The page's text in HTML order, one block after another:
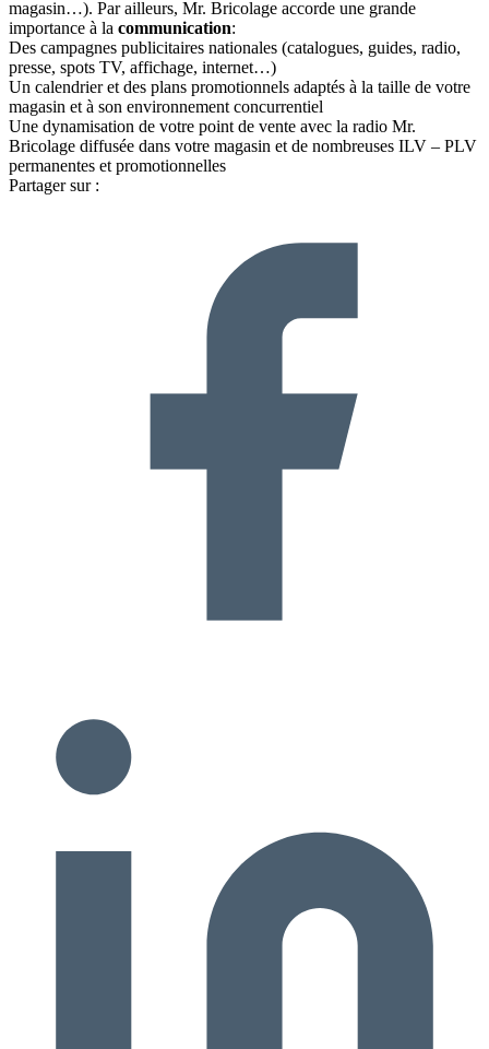
magasin…). Par ailleurs, Mr. Bricolage accorde une grande
importance à la communication:
Des campagnes publicitaires nationales (catalogues, guides, radio,
presse, spots TV, affichage, internet…)
Un calendrier et des plans promotionnels adaptés à la taille de votre
magasin et à son environnement concurrentiel
Une dynamisation de votre point de vente avec la radio Mr.
Bricolage diffusée dans votre magasin et de nombreuses ILV – PLV
permanentes et promotionnelles
Partager sur :